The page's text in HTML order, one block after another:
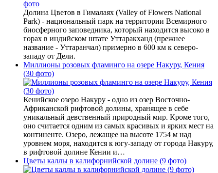
Долина Цветов в Гималаях (Valley of Flowers National
Park) - национальный парк на территории Всемирного
биосферного заповедника, который находится высоко в
горах в индийском штате Уттаракханд (прежнее
название - Уттаранчал) примерно в 600 км к северо-
западу от Дели.
Миллионы розовых фламинго на озере Накуру, Кения
(30 фото)
Кенийское озеро Накуру - одно из озер Восточно-
Африканской рифтовой долины, хранящее в себе
уникальный девственный природный мир. Кроме того,
оно считается одним из самых красивых и ярких мест на
континенте. Озеро, лежащее на высоте 1754 м над
уровнем моря, находится к югу-западу от города Накуру,
в рифтовой долине Кении и…
Цветы каллы в калифорнийской долине (9 фото)